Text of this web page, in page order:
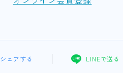
シェアする LINEで送る